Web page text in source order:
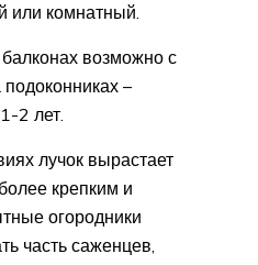
или комнатный.
возможно с
–
2 лет.
лучок вырастает
крепким и
огородники
часть саженцев,